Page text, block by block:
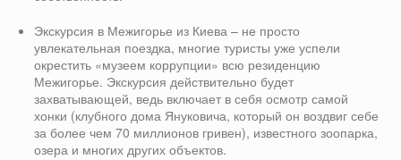
Экскурсия в Межигорье из Киева – не просто
увлекательная поездка, многие туристы уже успели
окрестить «музеем коррупции» всю резиденцию
Межигорье. Экскурсия действительно будет
захватывающей, ведь включает в себя осмотр самой
хонки (клубного дома Януковича, который он воздвиг себе
за более чем 70 миллионов гривен), известного зоопарка,
озера и многих других объектов.